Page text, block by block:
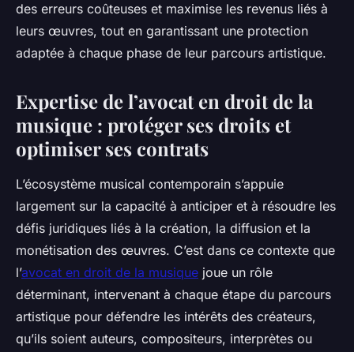
des erreurs coûteuses et maximise les revenus liés à
leurs œuvres, tout en garantissant une protection
adaptée à chaque phase de leur parcours artistique.
Expertise de l’avocat en droit de la
musique : protéger ses droits et
optimiser ses contrats
L’écosystème musical contemporain s’appuie
largement sur la capacité à anticiper et à résoudre les
défis juridiques liés à la création, la diffusion et la
monétisation des œuvres. C’est dans ce contexte que
l’avocat en droit de la musique joue un rôle
déterminant, intervenant à chaque étape du parcours
artistique pour défendre les intérêts des créateurs,
qu’ils soient auteurs, compositeurs, interprètes ou